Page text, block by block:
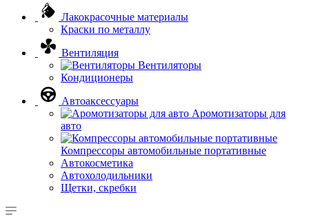
Лакокрасочные материалы
Краски по металлу
Вентиляция
Вентиляторы
Кондиционеры
Автоаксессуары
Аромотизаторы для
авто
Компрессоры автомобильные портативные
Автокосметика
Автохолодильники
Щетки, скребки